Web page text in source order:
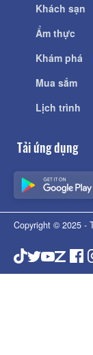
Khách sạn
Ẩm thực
Khám phá
Mua sắm
Lịch trình
Tải ứng dụng
Copyright © 2025 -